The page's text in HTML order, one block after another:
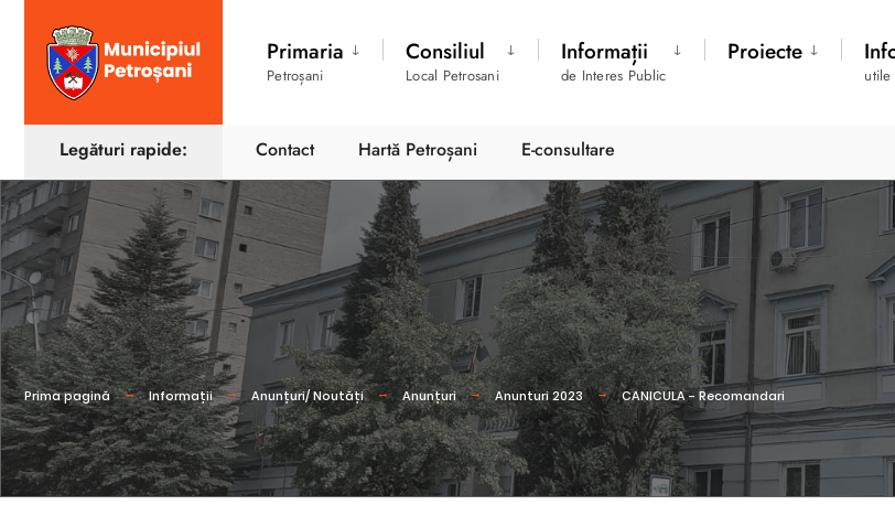
Primaria
Petroșani
Consiliul
Local Petrosani
Informații
de Interes Public
Proiecte
utile
Legături rapide: Contact Hartă Petroșani E-consultare
Prima pagină Informații Anunțuri/ Noutăți Anunțuri Anunturi 2023 CANICULA - Recomandari